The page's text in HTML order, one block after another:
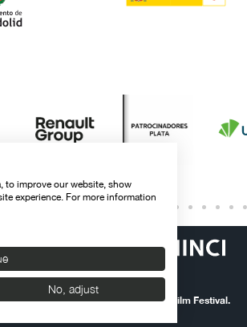
Política de cookies
de Cine de Valladolid International Film Festival.
to improve our website, show
experience. For more information
No, adjust